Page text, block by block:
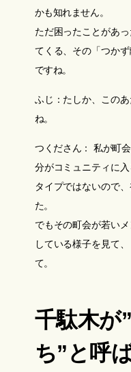
かも知れません。
ただ困ったことがあ
てくる、その「つか
ですね。
ふじ：たしか、この
ね。
つくださん： 私が町
分がコミュニティに
タイプではないので
た。
でもその町会が若い
している様子を見て
て。
千駄木が
ち”と呼